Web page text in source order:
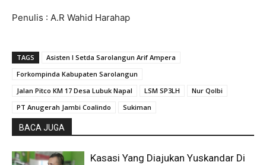
Penulis : A.R Wahid Harahap
TAGS
Asisten I Setda Sarolangun Arif Ampera
Forkompinda Kabupaten Sarolangun
Jalan Pitco KM 17 Desa Lubuk Napal
LSM SP3LH
Nur Qolbi
PT Anugerah Jambi Coalindo
Sukiman
BACA JUGA
Kasasi Yang Diajukan Yuskandar Di